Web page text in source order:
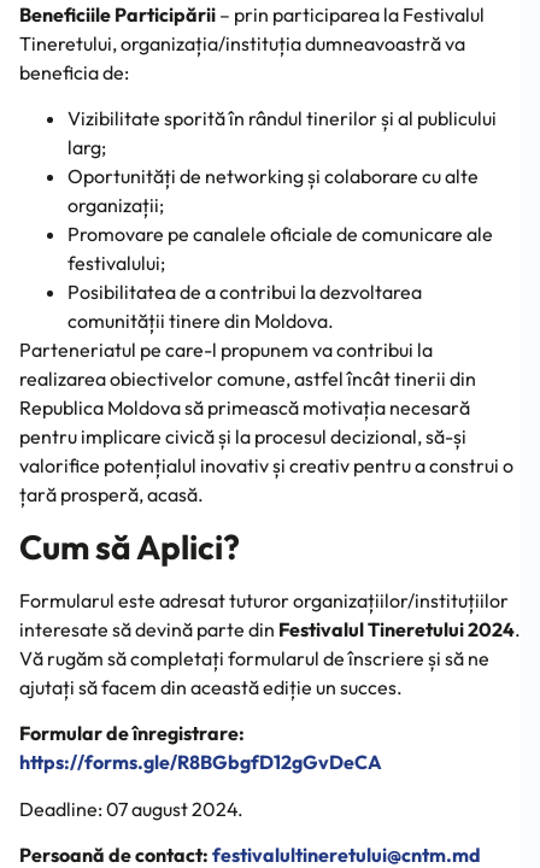
Beneficiile Participării – prin participarea la Festivalul
Tineretului, organizația/instituția dumneavoastră va
beneficia de:
Vizibilitate sporită în rândul tinerilor și al publicului
larg;
Oportunități de networking și colaborare cu alte
organizații;
Promovare pe canalele oficiale de comunicare ale
festivalului;
Posibilitatea de a contribui la dezvoltarea
comunității tinere din Moldova.
Parteneriatul pe care-l propunem va contribui la
realizarea obiectivelor comune, astfel încât tinerii din
Republica Moldova să primească motivația necesară
pentru implicare civică și la procesul decizional, să-și
valorifice potențialul inovativ și creativ pentru a construi o
țară prosperă, acasă.
Cum să Aplici?
Formularul este adresat tuturor organizațiilor/instituțiilor
interesate să devină parte din Festivalul Tineretului 2024.
Vă rugăm să completați formularul de înscriere și să ne
ajutați să facem din această ediție un succes.
Formular de înregistrare:
https://forms.gle/R8BGbgfD12gGvDeCA
Deadline: 07 august 2024.
Persoană de contact: festivalultineretului@cntm.md